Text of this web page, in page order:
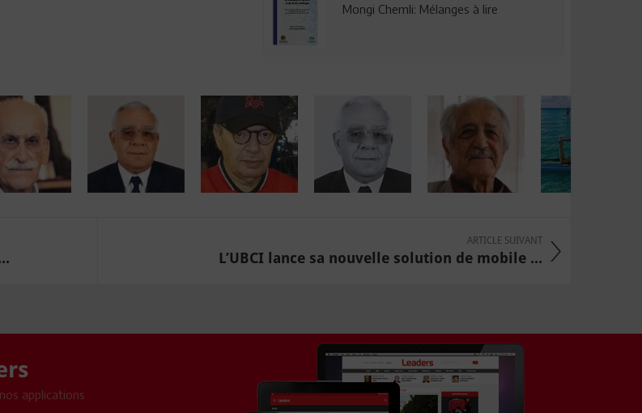
Mongi Chemli: Mélanges à lire
ARTICLE SUIVANT
L’UBCI lance sa nouvelle solution de mobile ...
applications